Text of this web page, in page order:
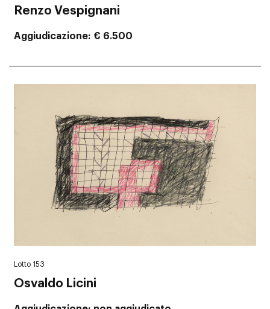
Renzo Vespignani
Aggiudicazione € 6.500
Lotto 153
Osvaldo Licini